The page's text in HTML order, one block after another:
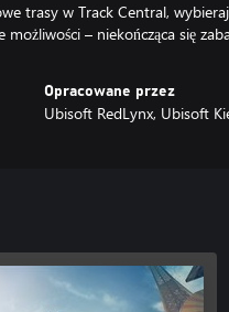
trasy w Track Central,
– niekończąca się
Opracowane przez
Ubisoft RedLynx, Ubisoft